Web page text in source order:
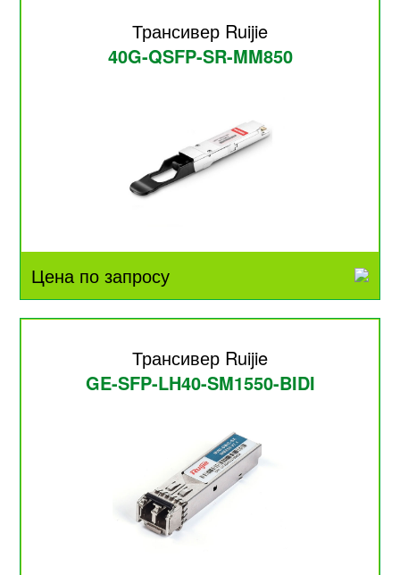
Трансивер Ruijie
40G-QSFP-SR-MM850
Цена по запросу
Трансивер Ruijie
GE-SFP-LH40-SM1550-BIDI